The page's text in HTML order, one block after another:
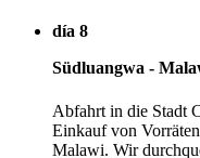
día 8
Südluangwa -
Abfahrt in die Stadt
Einkauf von
Malawi. Wir